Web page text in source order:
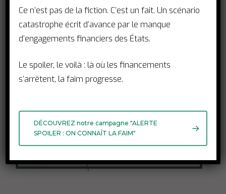
Ce n’est pas de la fiction. C’est un fait. Un scénario
catastrophe écrit d’avance par le manque
d’engagements financiers des États.
Le spoiler, le voilà : là où les financements
s’arrêtent, la faim progresse.
DÉCOUVREZ notre campagne "ALERTE
SPOILER : ON CONNAÎT LA FAIM"